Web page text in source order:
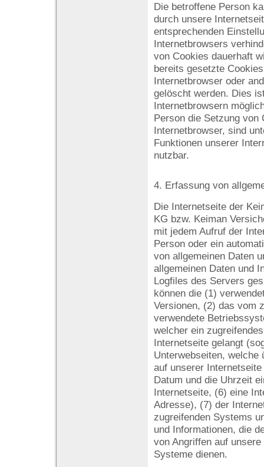
Die betroffene Person
durch unsere
entsprechenden
Internetbrowsers
von Cookies dauerhaft
bereits gesetzte
Internetbrowser oder
gelöscht werden. Dies
Internetbrowsern
Person die Setzung von
Internetbrowser, sind
Funktionen unserer
nutzbar.
4. Erfassung von
Die Internetseite der
KG bzw. Keiman
mit jedem Aufruf der
Person oder ein
von allgemeinen Daten
allgemeinen Daten und
Logfiles des Servers
können die (1)
Versionen, (2) das vom
verwendete
welcher ein
Internetseite gelangt
Unterwebseiten, welche
auf unserer
Datum und die Uhrzeit
Internetseite, (6) eine
Adresse), (7) der
zugreifenden Systems
und Informationen, die
von Angriffen auf
Systeme dienen.